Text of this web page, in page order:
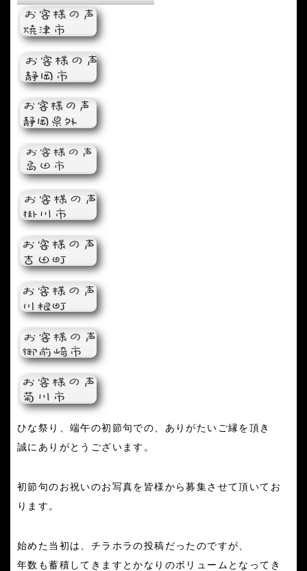
ひな祭り、端午の初節句での、ありがたいご縁を頂き
誠にありがとうございます。
初節句のお祝いのお写真を皆様から募集させて頂いてお
ります。
始めた当初は、チラホラの投稿だったのですが、
年数も蓄積してきますとかなりのボリュームとなってき